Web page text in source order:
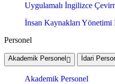
Uygulamalı İngilizce
İnsan Kaynakları Yönetimi
Personel
Akademik Personel İdari
Akademik Personel